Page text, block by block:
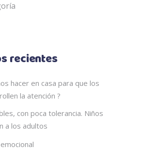
recientes
hacer en casa para que los
la atención ?
con poca tolerancia. Niños
a los adultos